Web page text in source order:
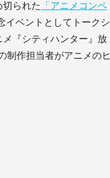
られた
「アニメコンペ
イベントとしてトークシ
『シティハンター』放
制作担当者がアニメのヒ